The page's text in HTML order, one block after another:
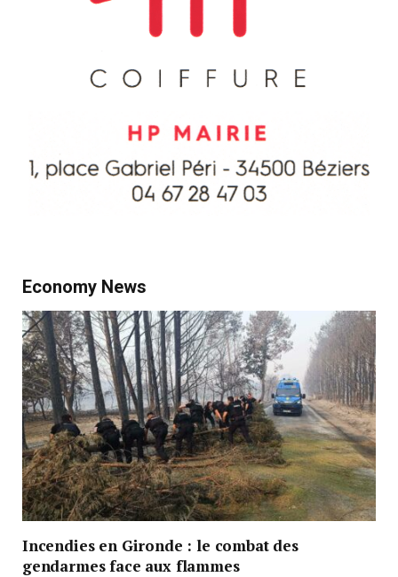
Economy News
Incendies en Gironde : le combat des
gendarmes face aux flammes